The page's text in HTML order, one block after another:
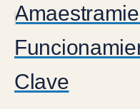
Clave